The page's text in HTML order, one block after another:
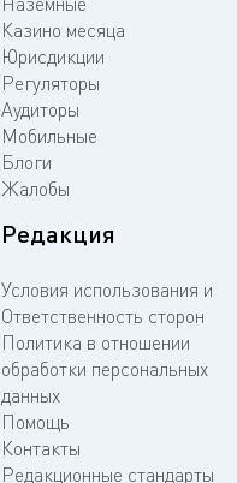
Казино месяца
Юрисдикции
Регуляторы
Аудиторы
Мобильные
Блоги
Жалобы
Редакция
Условия использования и
Ответственность сторон
Политика в отношении
обработки персональных
данных
Помощь
Контакты
Редакционные стандарты